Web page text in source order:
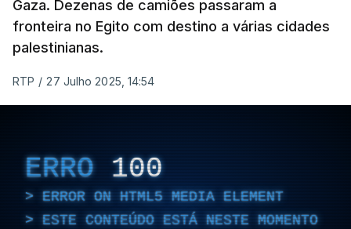
Gaza. Dezenas de camiões passaram a
fronteira no Egito com destino a várias cidades
palestinianas.
RTP / 27 Julho 2025, 14:54
ERRO 100
ERROR ON HTML5 MEDIA ELEMENT
ESTE CONTEÚDO ESTÁ NESTE MOMENTO